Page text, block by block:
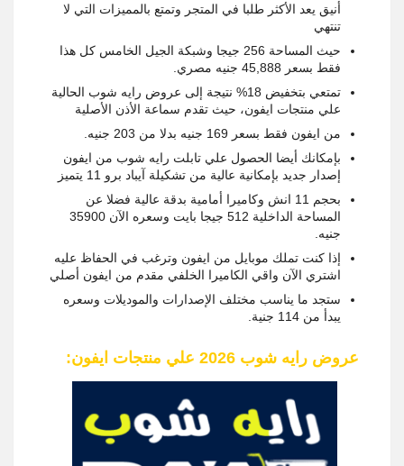
أنيق يعد الأكثر طلبا في المتجر وتمتع بالمميزات التي لا
تنتهي
حيث المساحة 256 جيجا وشبكة الجيل الخامس كل هذا
فقط بسعر 45,888 جنيه مصري.
تمتعي بتخفيض 18% نتيجة إلى عروض رايه شوب الحالية
علي منتجات ايفون، حيث تقدم سماعة الأذن الأصلية
من ايفون فقط بسعر 169 جنيه بدلا من 203 جنيه.
بإمكانك أيضا الحصول علي تابلت رايه شوب من ايفون
إصدار جديد بإمكانية عالية من تشكيلة آيباد برو 11 يتميز
بحجم 11 انش وكاميرا أمامية بدقة عالية فضلا عن
المساحة الداخلية 512 جيجا بايت وسعره الآن 35900
جنيه.
إذا كنت تملك موبايل من ايفون وترغب في الحفاظ عليه
اشتري الآن واقي الكاميرا الخلفي مقدم من ايفون أصلي
ستجد ما يناسب مختلف الإصدارات والموديلات وسعره
يبدأ من 114 جنية.
عروض رايه شوب 2026 علي منتجات ايفون: